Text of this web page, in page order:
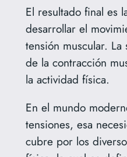
El resultado final es
desarrollar el
tensión muscular.
de la contracción
la actividad física.
En el mundo
tensiones, esa
cubre por los